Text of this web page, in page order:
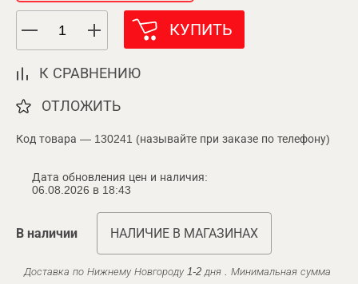
КУПИТЬ
К СРАВНЕНИЮ
ОТЛОЖИТЬ
Код товара — 130241 (называйте при заказе по телефону)
Дата обновления цен и наличия:
06.08.2026 в 18:43
В наличии НАЛИЧИЕ В МАГАЗИНАХ
Доставка по Нижнему Новгороду 1-2 дня . Минимальная сумма